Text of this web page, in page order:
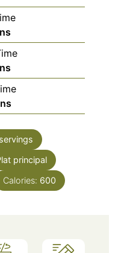
servings
principal
Calories: 600